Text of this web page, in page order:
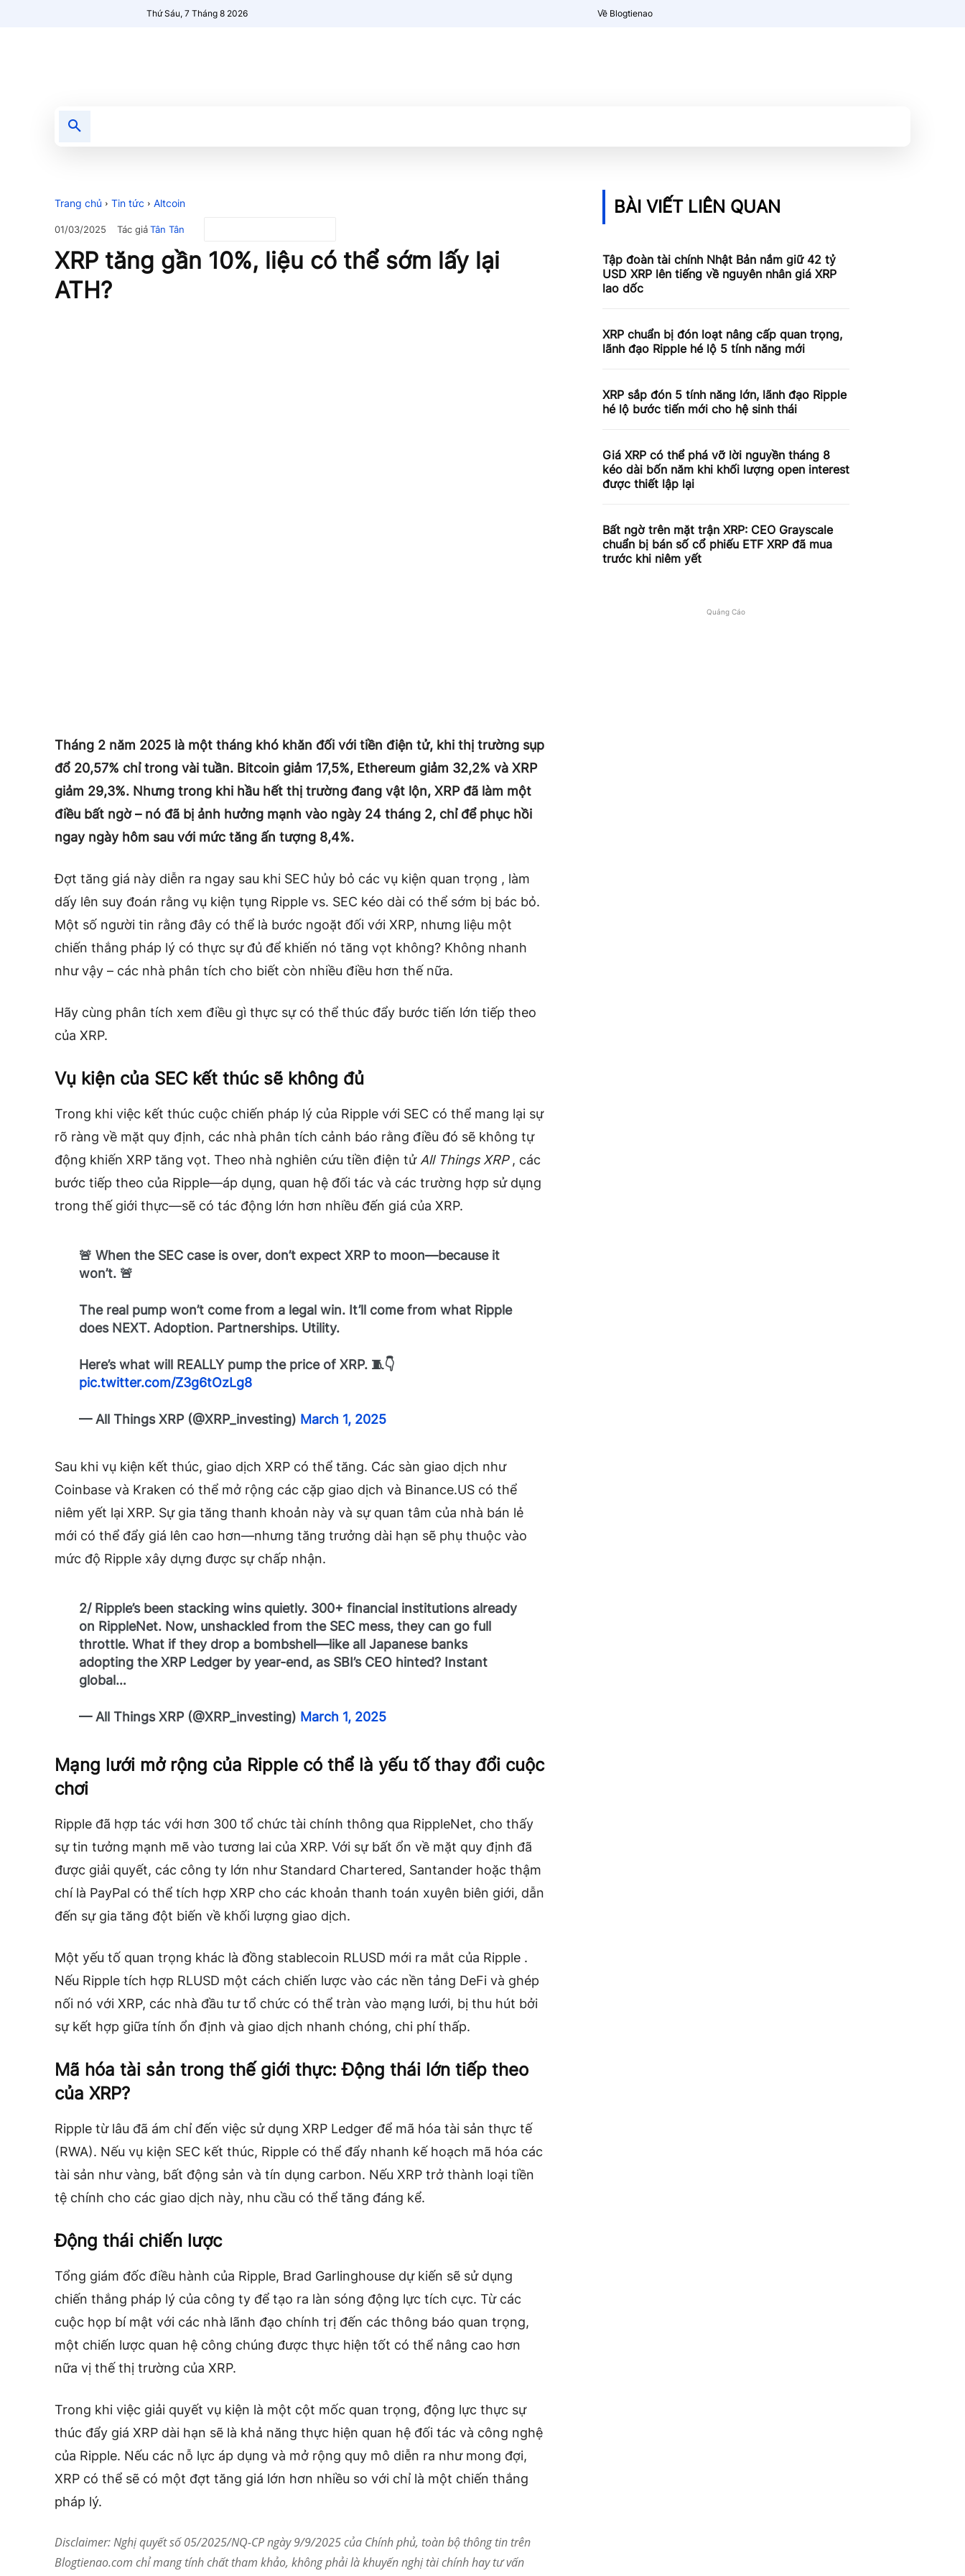
Thứ Sáu, 7 Tháng 8 2026 Về Blogtienao
Trang chủ Tin tức Altcoin
01/03/2025 Tác giảTân Tân
XRP tăng gần 10%, liệu có thể sớm lấy lại
ATH?
Tháng 2 năm 2025 là một tháng khó khăn đối với tiền điện tử, khi thị trường sụp
đổ 20,57% chỉ trong vài tuần. Bitcoin giảm 17,5%, Ethereum giảm 32,2% và XRP
giảm 29,3%. Nhưng trong khi hầu hết thị trường đang vật lộn, XRP đã làm một
điều bất ngờ – nó đã bị ảnh hưởng mạnh vào ngày 24 tháng 2, chỉ để phục hồi
ngay ngày hôm sau với mức tăng ấn tượng 8,4%.
Đợt tăng giá này diễn ra ngay sau khi SEC hủy bỏ các vụ kiện quan trọng , làm
dấy lên suy đoán rằng vụ kiện tụng Ripple vs. SEC kéo dài có thể sớm bị bác bỏ.
Một số người tin rằng đây có thể là bước ngoặt đối với XRP, nhưng liệu một
chiến thắng pháp lý có thực sự đủ để khiến nó tăng vọt không? Không nhanh
như vậy – các nhà phân tích cho biết còn nhiều điều hơn thế nữa.
Hãy cùng phân tích xem điều gì thực sự có thể thúc đẩy bước tiến lớn tiếp theo
của XRP.
Vụ kiện của SEC kết thúc sẽ không đủ
Trong khi việc kết thúc cuộc chiến pháp lý của Ripple với SEC có thể mang lại sự
rõ ràng về mặt quy định, các nhà phân tích cảnh báo rằng điều đó sẽ không tự
động khiến XRP tăng vọt. Theo nhà nghiên cứu tiền điện tử All Things XRP, các
bước tiếp theo của Ripple—áp dụng, quan hệ đối tác và các trường hợp sử dụng
trong thế giới thực—sẽ có tác động lớn hơn nhiều đến giá của XRP.
🚨 When the SEC case is over, don’t expect XRP to moon—because it
won’t. 🚨
The real pump won’t come from a legal win. It’ll come from what Ripple
does NEXT. Adoption. Partnerships. Utility.
Here’s what will REALLY pump the price of XRP. 🧵👇
pic.twitter.com/Z3g6tOzLg8
— All Things XRP (@XRP_investing) March 1, 2025
Sau khi vụ kiện kết thúc, giao dịch XRP có thể tăng. Các sàn giao dịch như
Coinbase và Kraken có thể mở rộng các cặp giao dịch và Binance.US có thể
niêm yết lại XRP. Sự gia tăng thanh khoản này và sự quan tâm của nhà bán lẻ
mới có thể đẩy giá lên cao hơn—nhưng tăng trưởng dài hạn sẽ phụ thuộc vào
mức độ Ripple xây dựng được sự chấp nhận.
2/ Ripple’s been stacking wins quietly. 300+ financial institutions already
on RippleNet. Now, unshackled from the SEC mess, they can go full
throttle. What if they drop a bombshell—like all Japanese banks
adopting the XRP Ledger by year-end, as SBI’s CEO hinted? Instant
global…
— All Things XRP (@XRP_investing) March 1, 2025
Mạng lưới mở rộng của Ripple có thể là yếu tố thay đổi cuộc
chơi
Ripple đã hợp tác với hơn 300 tổ chức tài chính thông qua RippleNet, cho thấy
sự tin tưởng mạnh mẽ vào tương lai của XRP. Với sự bất ổn về mặt quy định đã
được giải quyết, các công ty lớn như Standard Chartered, Santander hoặc thậm
chí là PayPal có thể tích hợp XRP cho các khoản thanh toán xuyên biên giới, dẫn
đến sự gia tăng đột biến về khối lượng giao dịch.
Một yếu tố quan trọng khác là đồng stablecoin RLUSD mới ra mắt của Ripple .
Nếu Ripple tích hợp RLUSD một cách chiến lược vào các nền tảng DeFi và ghép
nối nó với XRP, các nhà đầu tư tổ chức có thể tràn vào mạng lưới, bị thu hút bởi
sự kết hợp giữa tính ổn định và giao dịch nhanh chóng, chi phí thấp.
Mã hóa tài sản trong thế giới thực: Động thái lớn tiếp theo
của XRP?
Ripple từ lâu đã ám chỉ đến việc sử dụng XRP Ledger để mã hóa tài sản thực tế
(RWA). Nếu vụ kiện SEC kết thúc, Ripple có thể đẩy nhanh kế hoạch mã hóa các
tài sản như vàng, bất động sản và tín dụng carbon. Nếu XRP trở thành loại tiền
tệ chính cho các giao dịch này, nhu cầu có thể tăng đáng kể.
Động thái chiến lược
Tổng giám đốc điều hành của Ripple, Brad Garlinghouse dự kiến ​​sẽ sử dụng
chiến thắng pháp lý của công ty để tạo ra làn sóng động lực tích cực. Từ các
cuộc họp bí mật với các nhà lãnh đạo chính trị đến các thông báo quan trọng,
một chiến lược quan hệ công chúng được thực hiện tốt có thể nâng cao hơn
nữa vị thế thị trường của XRP.
Trong khi việc giải quyết vụ kiện là một cột mốc quan trọng, động lực thực sự
thúc đẩy giá XRP dài hạn sẽ là khả năng thực hiện quan hệ đối tác và công nghệ
của Ripple. Nếu các nỗ lực áp dụng và mở rộng quy mô diễn ra như mong đợi,
XRP có thể sẽ có một đợt tăng giá lớn hơn nhiều so với chỉ là một chiến thắng
pháp lý.
Disclaimer: Nghị quyết số 05/2025/NQ-CP ngày 9/9/2025 của Chính phủ, toàn bộ thông tin trên
Blogtienao.com chỉ mang tính chất tham khảo, không phải là khuyến nghị tài chính hay tư vấn
BÀI VIẾT LIÊN QUAN
Tập đoàn tài chính Nhật Bản nắm giữ 42 tỷ
USD XRP lên tiếng về nguyên nhân giá XRP
lao dốc
XRP chuẩn bị đón loạt nâng cấp quan trọng,
lãnh đạo Ripple hé lộ 5 tính năng mới
XRP sắp đón 5 tính năng lớn, lãnh đạo Ripple
hé lộ bước tiến mới cho hệ sinh thái
Giá XRP có thể phá vỡ lời nguyền tháng 8
kéo dài bốn năm khi khối lượng open interest
được thiết lập lại
Bất ngờ trên mặt trận XRP: CEO Grayscale
chuẩn bị bán số cổ phiếu ETF XRP đã mua
trước khi niêm yết
Quảng Cáo